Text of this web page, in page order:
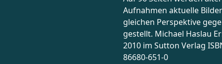
Aufnahmen aktuelle
gleichen Perspektive
gestellt. Michael Haslau
2010 im Sutton Verlag
86680-651-0